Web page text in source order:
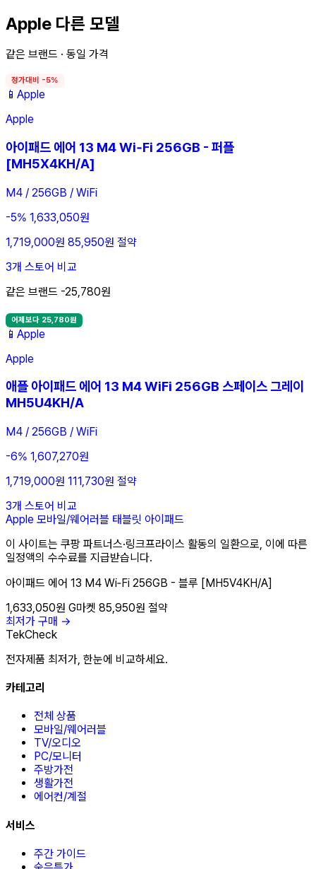
Apple 다른 모델
같은 브랜드 · 동일 가격
정가대비 -5%
📱 Apple
Apple
아이패드 에어 13 M4 Wi‑Fi 256GB - 퍼플
[MH5X4KH/A]
M4 / 256GB / WiFi
-5% 1,633,050원
1,719,000원 85,950원 절약
3개 스토어 비교
같은 브랜드 -25,780원
어제보다 25,780원
📱 Apple
Apple
애플 아이패드 에어 13 M4 WiFi 256GB 스페이스 그레이
MH5U4KH/A
M4 / 256GB / WiFi
-6% 1,607,270원
1,719,000원 111,730원 절약
3개 스토어 비교
Apple 모바일/웨어러블 태블릿 아이패드
이 사이트는 쿠팡 파트너스·링크프라이스 활동의 일환으로, 이에 따른
일정액의 수수료를 지급받습니다.
아이패드 에어 13 M4 Wi‑Fi 256GB - 블루 [MH5V4KH/A]
1,633,050원 G마켓 85,950원 절약
최저가 구매 →
TekCheck
전자제품 최저가, 한눈에 비교하세요.
카테고리
전체 상품
모바일/웨어러블
TV/오디오
PC/모니터
주방가전
생활가전
에어컨/계절
서비스
주간 가이드